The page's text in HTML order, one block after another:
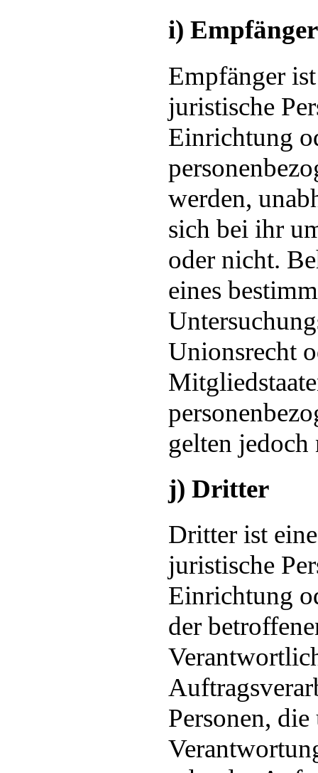
i) Empfänger
Empfänger
juristische
Einrichtung
werden,
sich bei ihr
oder nicht.
eines
Unionsrecht
gelten
j) Dritter
Dritter ist
juristische
Einrichtung
der
Personen,